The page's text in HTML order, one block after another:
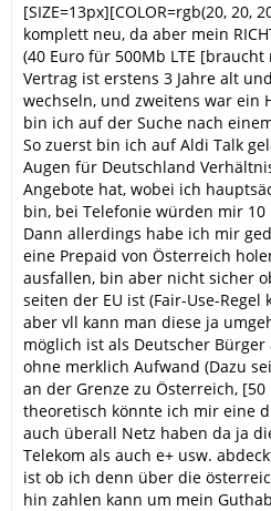
[SIZE=13px][COLOR=rgb(20, 20,
komplett neu, da aber mein
(40 Euro für 500Mb LTE
Vertrag ist erstens 3 Jahre alt
wechseln, und zweitens war ein
bin ich auf der Suche nach
So zuerst bin ich auf Aldi Talk
Augen für Deutschland
Angebote hat, wobei ich
bin, bei Telefonie würden mir
Dann allerdings habe ich mir
eine Prepaid von Österreich
ausfallen, bin aber nicht sicher
seiten der EU ist (Fair-Use-
aber vll kann man diese ja
möglich ist als Deutscher
ohne merklich Aufwand (Dazu
an der Grenze zu Österreich,
theoretisch könnte ich mir eine
auch überall Netz haben da ja
Telekom als auch e+ usw.
ist ob ich denn über die
hin zahlen kann um mein